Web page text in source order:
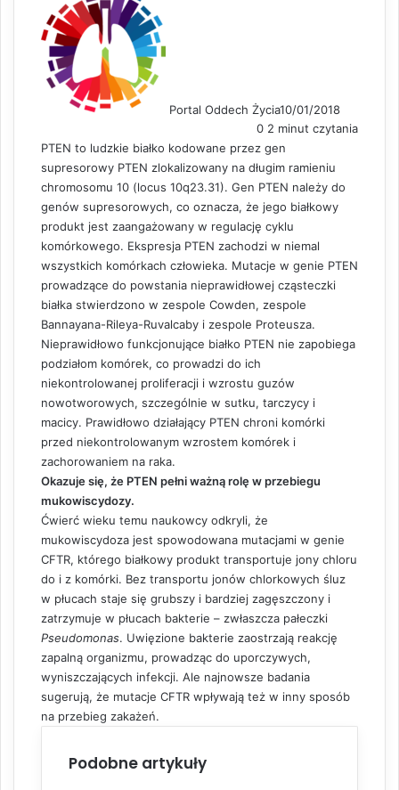
Portal Oddech Życia10/01/2018
0 2 minut czytania
PTEN to ludzkie białko kodowane przez gen
supresorowy PTEN zlokalizowany na długim ramieniu
chromosomu 10 (locus 10q23.31). Gen PTEN należy do
genów supresorowych, co oznacza, że jego białkowy
produkt jest zaangażowany w regulację cyklu
komórkowego. Ekspresja PTEN zachodzi w niemal
wszystkich komórkach człowieka. Mutacje w genie PTEN
prowadzące do powstania nieprawidłowej cząsteczki
białka stwierdzono w zespole Cowden, zespole
Bannayana-Rileya-Ruvalcaby i zespole Proteusza.
Nieprawidłowo funkcjonujące białko PTEN nie zapobiega
podziałom komórek, co prowadzi do ich
niekontrolowanej proliferacji i wzrostu guzów
nowotworowych, szczególnie w sutku, tarczycy i
macicy. Prawidłowo działający PTEN chroni komórki
przed niekontrolowanym wzrostem komórek i
zachorowaniem na raka.
Okazuje się, że PTEN pełni ważną rolę w przebiegu
mukowiscydozy.
Ćwierć wieku temu naukowcy odkryli, że
mukowiscydoza jest spowodowana mutacjami w genie
CFTR, którego białkowy produkt transportuje jony chloru
do i z komórki. Bez transportu jonów chlorkowych śluz
w płucach staje się grubszy i bardziej zagęszczony i
zatrzymuje w płucach bakterie – zwłaszcza pałeczki
Pseudomonas. Uwięzione bakterie zaostrzają reakcję
zapalną organizmu, prowadząc do uporczywych,
wyniszczających infekcji. Ale najnowsze badania
sugerują, że mutacje CFTR wpływają też w inny sposób
na przebieg zakażeń.
Podobne artykuły